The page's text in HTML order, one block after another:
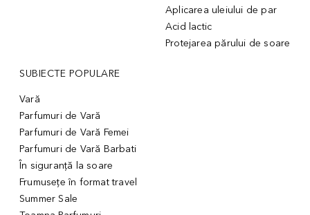
Aplicarea uleiului de par
Acid lactic
Protejarea părului de soare
SUBIECTE POPULARE
Vară
Parfumuri de Vară
Parfumuri de Vară Femei
Parfumuri de Vară Barbati
În siguranță la soare
Frumusețe în format travel
Summer Sale